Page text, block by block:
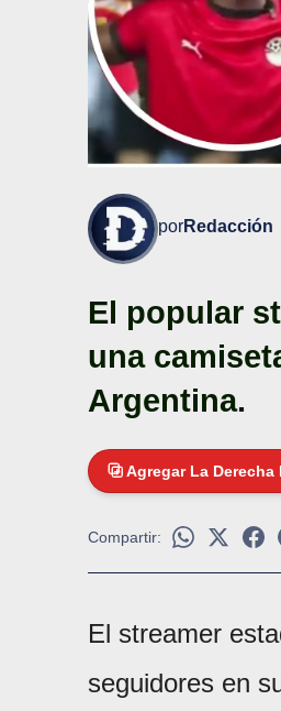
porRedacción
El popular
una
Argentina.
Agregar La Derecha
Compartir:
El streamer
seguidores en